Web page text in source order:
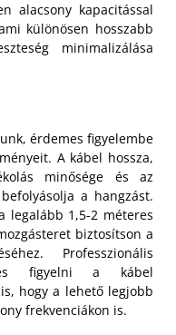
alacsony kapacitással
különösen hosszabb
minimalizálása
érdemes figyelembe
A kábel hossza,
minősége és az
a hangzást.
legalább 1,5-2 méteres
biztosítson a
Professzionális
figyelni a kábel
hogy a lehető legjobb
frekvenciákon is.